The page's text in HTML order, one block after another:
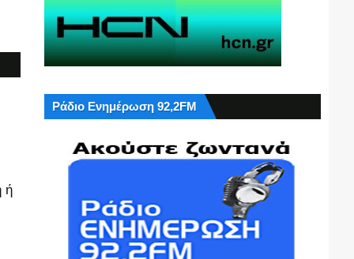
ή
Ράδιο Ενημέρωση 92,2FM